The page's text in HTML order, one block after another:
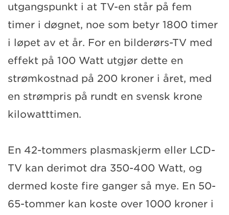
utgangspunkt i at TV-en står på fem
timer i døgnet, noe som betyr 1800 timer
i løpet av et år. For en bilderørs-TV med
effekt på 100 Watt utgjør dette en
strømkostnad på 200 kroner i året, med
en strømpris på rundt en svensk krone
kilowatttimen.
En 42-tommers plasmaskjerm eller LCD-
TV kan derimot dra 350-400 Watt, og
dermed koste fire ganger så mye. En 50-
65-tommer kan koste over 1000 kroner i